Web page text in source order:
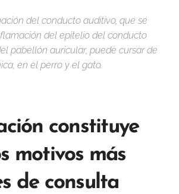
del conducto auditivo, que se
del epitelio del conducto
pabellón auricular, puede cursar de
en el perro y el gato.
constituye
motivos más
de consulta